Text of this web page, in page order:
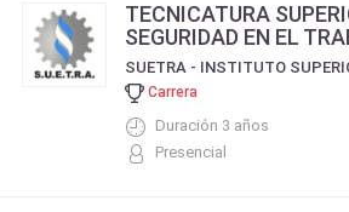
TECNICATURA
SEGURIDAD EN EL
Carrera
Duración 3 años
Presencial